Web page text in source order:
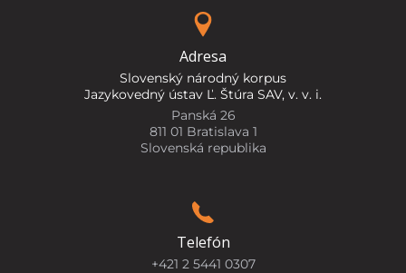
Adresa
Slovenský národný korpus
Jazykovedný ústav Ľ. Štúra SAV, v. v. i.
Panská 26
811 01 Bratislava 1
Slovenská republika
Telefón
+421 2 5441 0307